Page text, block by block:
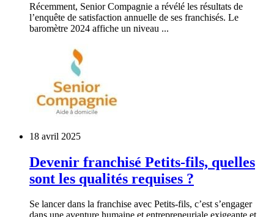
Récemment, Senior Compagnie a révélé les résultats de
l’enquête de satisfaction annuelle de ses franchisés. Le
baromètre 2024 affiche un niveau ...
18 avril 2025
Devenir franchisé Petits-fils, quelles
sont les qualités requises ?
Se lancer dans la franchise avec Petits-fils, c’est s’engager